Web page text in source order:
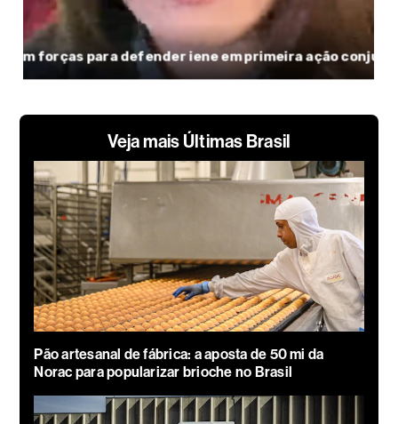
Veja mais Últimas Brasil
Pão artesanal de fábrica: a aposta de 50 mi da
Norac para popularizar brioche no Brasil